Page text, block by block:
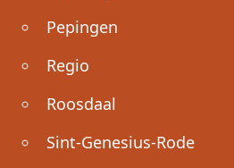
Pepingen
Regio
Roosdaal
Sint-Genesius-Rode